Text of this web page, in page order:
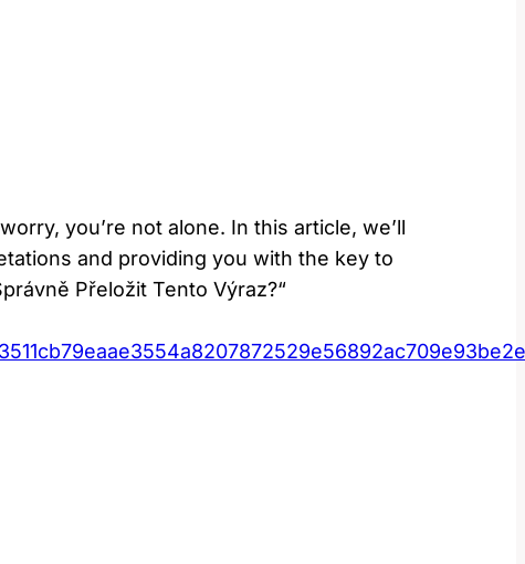
you’re not alone. In this article, we’ll
and providing you with the key to
Přeložit Tento Výraz?“